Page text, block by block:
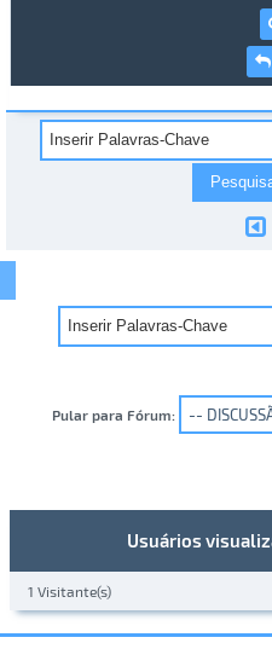
Pular para Fórum:
Usuários
1 Visitante(s)